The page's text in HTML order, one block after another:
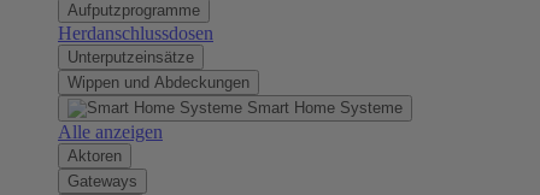
Aufputzprogramme
Herdanschlussdosen
Unterputzeinsätze
Wippen und Abdeckungen
Smart Home Systeme
Alle anzeigen
Aktoren
Gateways